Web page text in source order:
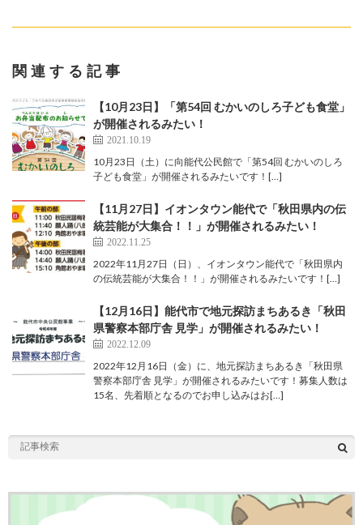
関連する記事
【10月23日】「第54回 むかいのしろ子ども食堂」
が開催されるみたい！
2021.10.19
10月23日（土）に向能代公民館で「第54回 むかいのしろ
子ども食堂」が開催されるみたいです！[…]
【11月27日】イオンタウン能代で「秋田県内の伝
統芸能が大集合！！」が開催されるみたい！
2022.11.25
2022年11月27日（日）、イオンタウン能代で「秋田県内
の伝統芸能が大集合！！」が開催されるみたいです！[…]
【12月16日】能代市で地元探訪まちあるき「秋田
県警察本部庁舎 見学」が開催されるみたい！
2022.12.09
2022年12月16日（金）に、地元探訪まちあるき「秋田県
警察本部庁舎 見学」が開催されるみたいです！募集人数は
15名、先着順となるのでお申し込みはお[…]